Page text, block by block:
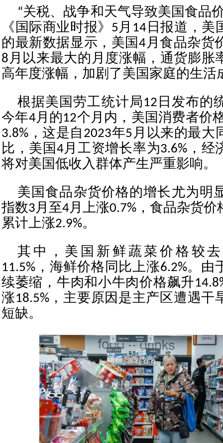
“关税、战争和天气导致美国食品
《国际商业时报》5月14日报道，美
的最新数据显示，美国4月食品杂货
8月以来最大的月度涨幅，通货膨胀
高年度涨幅，加剧了美国家庭的生活
根据美国劳工统计局12日发布的
今年4月的12个月内，美国消费者价
3.8%，这是自2023年5月以来的最大
比，美国4月工资增长率为3.6%，经
将对美国低收入群体产生严重影响。
美国食品杂货价格的增长尤为明
指数3月至4月上涨0.7%，食品杂货价
累计上涨2.9%。
其中，美国新鲜蔬菜价格较
11.5%，海鲜价格同比上涨6.2%。由
续萎缩，牛肉和小牛肉价格飙升
涨18.5%，主要原因是主产区遭遇干
短缺。